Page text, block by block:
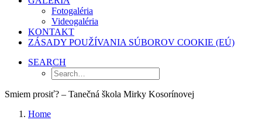
Fotogaléria
Videogaléria
KONTAKT
ZÁSADY POUŽÍVANIA SÚBOROV COOKIE (EÚ)
SEARCH
Smiem prosiť? – Tanečná škola Mirky Kosorínovej
Home